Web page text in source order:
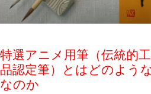
特選アニメ用筆（伝統的
品認定筆）とはどのよう
なのか